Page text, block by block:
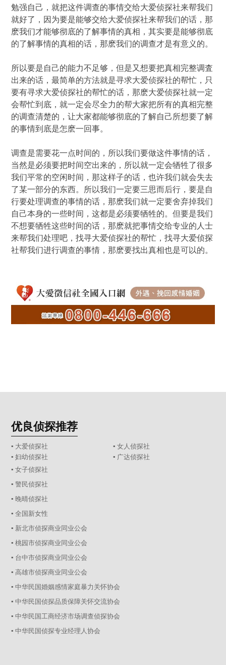
勉强自己，就把这件调查的事情交给大爱侦探社来帮我们
就好了，因为要是能够交给大爱侦探社来帮我们的话，那
麽我们才能够彻底的了解事情的真相，其实要是能够彻底
的了解事情的真相的话，那麽我们的调查才是有意义的。
所以要是自己的能力不足够，但是又想要把真相完整调査
出来的话，最简单的方法就是寻求大爱侦探社的帮忙，只
要有寻求大爱侦探社的帮忙的话，那麽大爱侦探社就一定
会帮忙到底，就一定会尽全力的帮大家把所有的真相完整
的调查清楚的，让大家都能够彻底的了解自己所想要了解
的事情到底是怎麽一回事。
调查是需要花一点时间的，所以我们要做这件事情的话，
当然是必须要把时间空出来的，所以就一定会牺牲了很多
我们平常的空闲时间，那这样子的话，也许我们就会失去
了某一部分的东西。所以我们一定要三思而后行，要是自
行要处理调查的事情的话，那麽我们就一定要舍弃掉我们
自己本身的一些时间，这都是必须要牺牲的。但要是我们
不想要牺牲这些时间的话，那麽就把事情交给专业的人士
来帮我们处理吧，找寻大爱侦探社的帮忙，找寻大爱侦探
社帮我们进行调查的事情，那麽要找出真相也是可以的。
优良侦探推荐
▪ 大爱侦探社
▪ 女人侦探社
▪ 妇幼侦探社
▪ 广达侦探社
▪ 女子侦探社
▪ 警民侦探社
▪ 晚晴侦探社
▪ 全国新女性
▪ 新北市侦探商业同业公会
▪ 桃园市侦探商业同业公会
▪ 台中市侦探商业同业公会
▪ 高雄市侦探商业同业公会
▪ 中华民国婚姻感情家庭暴力关怀协会
▪ 中华民国侦探品质保障关怀交流协会
▪ 中华民国工商经济市场调查侦探协会
▪ 中华民国侦探专业经理人协会